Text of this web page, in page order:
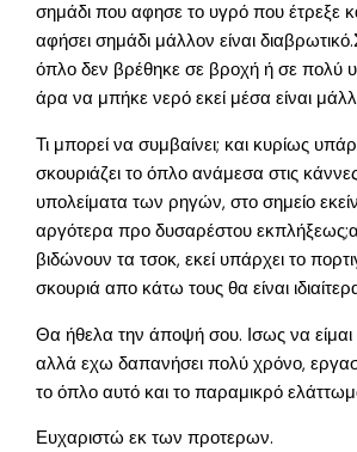
σημάδι που αφησε το υγρό που έτρεξε
αφήσει σημάδι μάλλον είναι
όπλο δεν βρέθηκε σε βροχή ή σε πολύ
άρα να μπήκε νερό εκεί μέσα είναι
Τι μπορεί να συμβαίνει; και κυρίως
σκουριάζει το όπλο ανάμεσα στις
υπολείματα των ρηγών, στο σημείο
αργότερα προ δυσαρέστου
βιδώνουν τα τσοκ, εκεί υπάρχει το
σκουριά απο κάτω τους θα είναι
Θα ήθελα την άποψή σου. Ισως να είμαι
αλλά εχω δαπανήσει πολύ χρόνο,
το όπλο αυτό και το παραμικρό
Ευχαριστώ εκ των προτερων.